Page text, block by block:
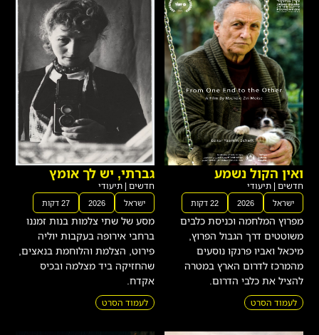
ואין הקול נשמע
חדשים |תיעודי
ישראל 2026 22 דקות
מפרוץ המלחמה וכניסת כלבים
משוטטים דרך הגבול הפרוץ,
מיכאל ואביו פרנקו נוסעים
מהמרכז לדרום הארץ במטרה
להציל את כלבי הדרום.
לעמוד הסרט
גברתי, יש לך אומץ
חדשים | תיעודי
ישראל 2026 27 דקות
מסע של שתי צלמות בנות זמננו
ברחבי אירופה בעקבות יוליה
פירוט, הצלמת והלוחמת בנאצים,
שהחזיקה ביד מצלמה ובכיס
אקדח.
לעמוד הסרט